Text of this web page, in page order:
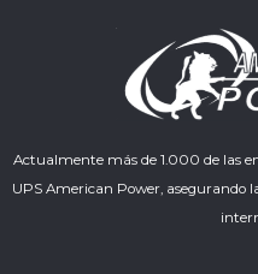
Actualmente más de 1.000 de las
UPS American Power, asegurando